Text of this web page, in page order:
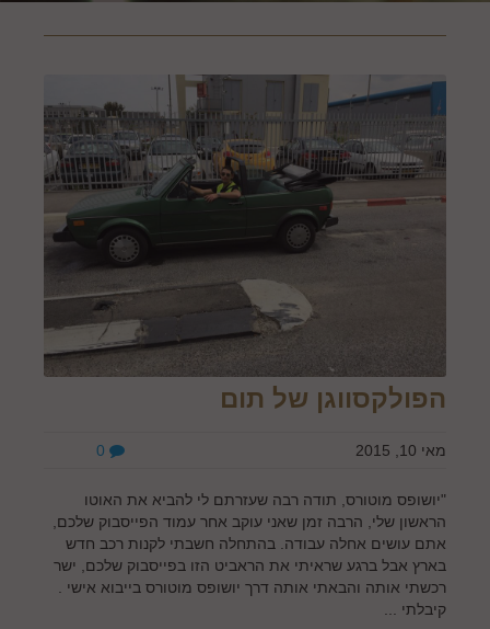
הפולקסווגן של תום
מאי 10, 2015
"יושופס מוטורס, תודה רבה שעזרתם לי להביא את האוטו
הראשון שלי, הרבה זמן שאני עוקב אחר עמוד הפייסבוק שלכם,
אתם עושים אחלה עבודה. בהתחלה חשבתי לקנות רכב חדש
בארץ אבל ברגע שראיתי את הראביט הזו בפייסבוק שלכם, ישר
רכשתי אותה והבאתי אותה דרך יושופס מוטורס בייבוא אישי .
קיבלתי ...